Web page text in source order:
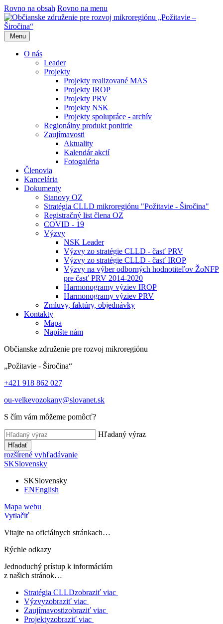
Rovno na obsah Rovno na menu
Menu
O nás
Leader
Projekty
Projekty realizované MAS
Projekty IROP
Projekty PRV
Projekty NSK
Projekty spolupráce - archív
Regionálny produkt ponitrie
Zaujímavosti
Aktuality
Kalendár akcií
Fotogaléria
Členovia
Kancelária
Dokumenty
Stanovy OZ
Stratégia CLLD mikroregiónu "Požitavie - Širočina"
Registračný list člena OZ
COVID - 19
Výzvy
NSK Leader
Výzvy zo stratégie CLLD - časť PRV
Výzvy zo stratégie CLLD - časť IROP
Výzvy na výber odborných hodnotiteľov ŽoNFP
pre časť PRV 2014-2020
Harmonogramy výziev IROP
Harmonogramy výziev PRV
Zmluvy, faktúry, objednávky
Kontakty
Mapa
Napíšte nám
Občianske združenie pre rozvoj mikroregiónu
„Požitavie - Širočina“
+421 918 862 027
ou-velkevozokany@slovanet.sk
S čím vám môžeme pomôcť?
Hľadaný výraz
Hľadať
rozšírené vyhľadávanie
SKSlovensky
SKSlovensky
ENEnglish
Mapa webu
Vytlačiť
Vitajte na oficiálnych stránkach…
Rýchle odkazy
Jednoduchý prístup k informáciám
z našich stránok…
Stratégia CLLDzobraziť viac
Výzvyzobraziť viac
Zaujímavostizobraziť viac
Projektyzobraziť viac